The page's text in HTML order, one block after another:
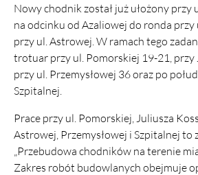
Nowy chodnik został już ułożony przy
na odcinku od Azaliowej do ronda przy
przy ul. Astrowej. W ramach tego
trotuar przy ul. Pomorskiej 19-21, przy
przy ul. Przemysłowej 36 oraz po
Szpitalnej.
Prace przy ul. Pomorskiej, Juliusza
Astrowej, Przemysłowej i Szpitalnej to
„Przebudowa chodników na terenie
Zakres robót budowlanych obejmuje